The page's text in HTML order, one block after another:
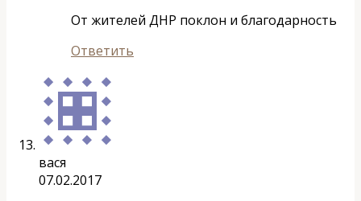
От жителей ДНР поклон и благодарность
Ответить
вася
07.02.2017